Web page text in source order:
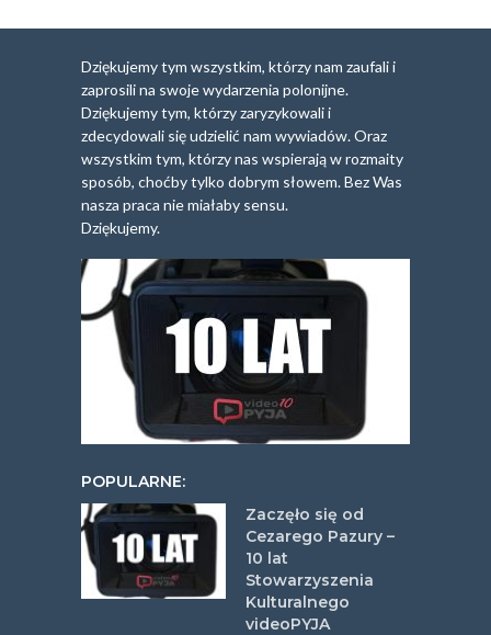
Dziękujemy tym wszystkim, którzy nam zaufali i
zaprosili na swoje wydarzenia polonijne.
Dziękujemy tym, którzy zaryzykowali i
zdecydowali się udzielić nam wywiadów. Oraz
wszystkim tym, którzy nas wspierają w rozmaity
sposób, choćby tylko dobrym słowem. Bez Was
nasza praca nie miałaby sensu.
Dziękujemy.
POPULARNE:
Zaczęło się od
Cezarego Pazury –
10 lat
Stowarzyszenia
Kulturalnego
videoPYJA